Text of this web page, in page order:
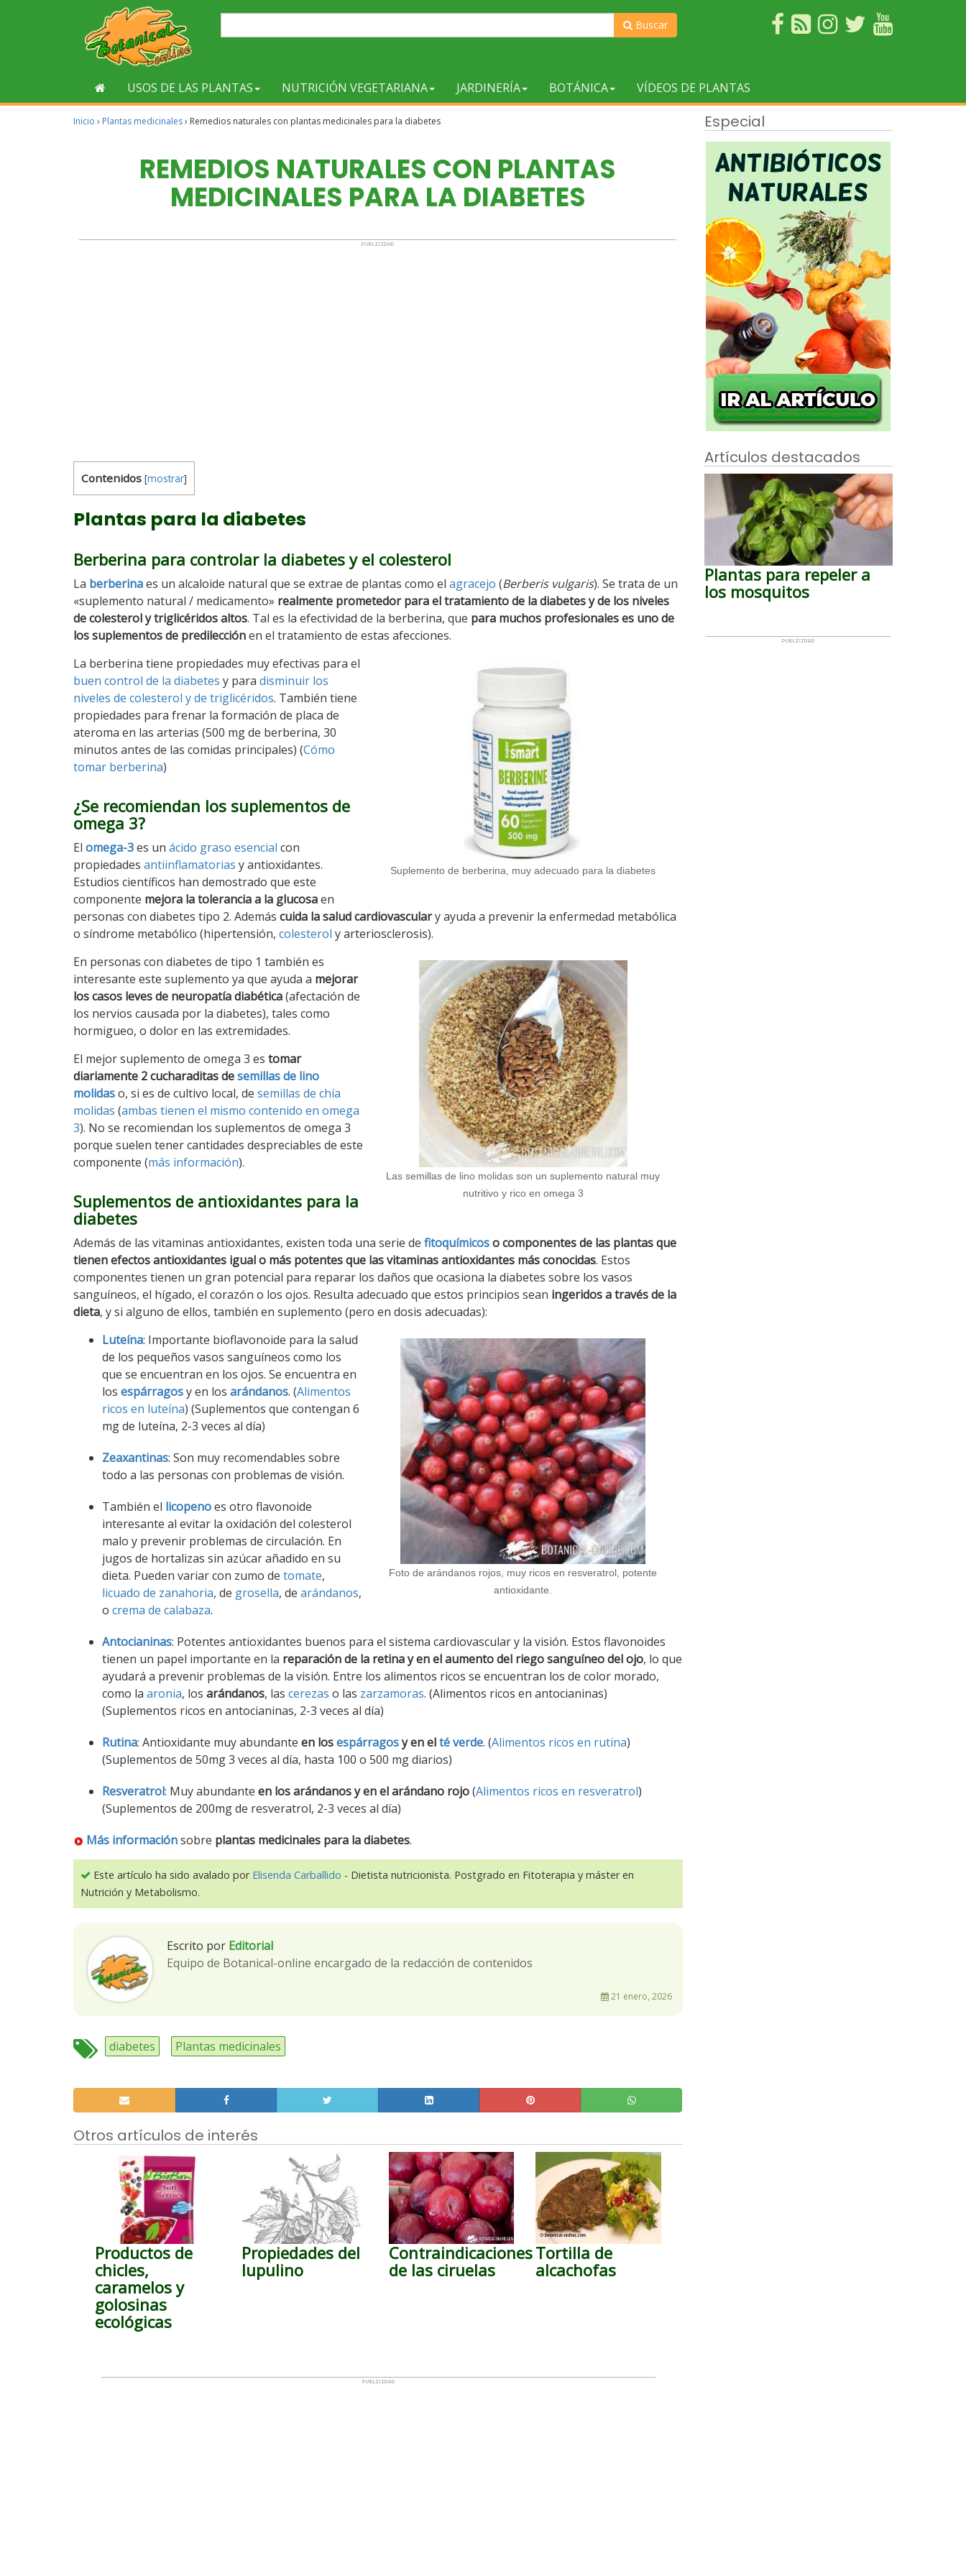
Buscar
USOS DE LAS PLANTAS NUTRICIÓN VEGETARIANA JARDINERÍA BOTÁNICA VÍDEOS DE PLANTAS
Inicio › Plantas medicinales› Remedios naturales con plantas medicinales para la diabetes
REMEDIOS NATURALES CON PLANTAS
MEDICINALES PARA LA DIABETES
Contenidos [mostrar]
Plantas para la diabetes
Berberina para controlar la diabetes y el colesterol
La berberinaes un alcaloide natural que se extrae de plantas como el agracejo (Berberis vulgaris). Se trata de un
«suplemento natural / medicamento» realmente prometedor para el tratamiento de la diabetes y de los niveles
de colesterol y triglicéridos altos. Tal es la efectividad de la berberina, que para muchos profesionales es uno de
los suplementos de predilecciónen el tratamiento de estas afecciones.
Suplemento de berberina, muy adecuado para la diabetes
La berberina tiene propiedades muy efectivas para el
buen control de la diabetes y para disminuir los
niveles de colesterol y de triglicéridos. También tiene
propiedades para frenar la formación de placa de
ateroma en las arterias (500 mg de berberina, 30
minutos antes de las comidas principales) (Cómo
tomar berberina)
¿Se recomiendan los suplementos de
omega 3?
El omega-3es un ácido graso esencial con
propiedades antiinflamatorias y antioxidantes.
Estudios científicos han demostrado que este
componente mejora la tolerancia a la glucosaen
personas con diabetes tipo 2. Además cuida la salud cardiovasculary ayuda a prevenir la enfermedad metabólica
o síndrome metabólico (hipertensión, colesterol y arteriosclerosis).
Las semillas de lino molidas son un suplemento natural muy
nutritivo y rico en omega 3
En personas con diabetes de tipo 1 también es
interesante este suplemento ya que ayuda a mejorar
los casos leves de neuropatía diabética(afectación de
los nervios causada por la diabetes), tales como
hormigueo, o dolor en las extremidades.
El mejor suplemento de omega 3 es tomar
diariamente 2 cucharaditas desemillas de lino
molidaso, si es de cultivo local, de semillas de chía
molidas (ambas tienen el mismo contenido en omega
3). No se recomiendan los suplementos de omega 3
porque suelen tener cantidades despreciables de este
componente (más información).
Suplementos de antioxidantes para la
diabetes
Además de las vitaminas antioxidantes, existen toda una serie de fitoquímicoso componentes de las plantas que
tienen efectos antioxidantes igual o más potentes que las vitaminas antioxidantes más conocidas. Estos
componentes tienen un gran potencial para reparar los daños que ocasiona la diabetes sobre los vasos
sanguíneos, el hígado, el corazón o los ojos. Resulta adecuado que estos principios sean ingeridos a través de la
dieta, y si alguno de ellos, también en suplemento (pero en dosis adecuadas):
Foto de arándanos rojos, muy ricos en resveratrol, potente
antioxidante.
Luteína: Importante bioflavonoide para la salud
de los pequeños vasos sanguíneos como los
que se encuentran en los ojos. Se encuentra en
los espárragosy en los arándanos. (Alimentos
ricos en luteína) (Suplementos que contengan 6
mg de luteína, 2-3 veces al día)
Zeaxantinas: Son muy recomendables sobre
todo a las personas con problemas de visión.
También el licopenoes otro flavonoide
interesante al evitar la oxidación del colesterol
malo y prevenir problemas de circulación. En
jugos de hortalizas sin azúcar añadido en su
dieta. Pueden variar con zumo de tomate,
licuado de zanahoria, de grosella, de arándanos,
o crema de calabaza.
Antocianinas: Potentes antioxidantes buenos para el sistema cardiovascular y la visión. Estos flavonoides
tienen un papel importante en la reparación de la retina y en el aumento del riego sanguíneo del ojo, lo que
ayudará a prevenir problemas de la visión. Entre los alimentos ricos se encuentran los de color morado,
como la aronia, los arándanos, las cerezas o las zarzamoras. (Alimentos ricos en antocianinas)
(Suplementos ricos en antocianinas, 2-3 veces al día)
Rutina: Antioxidante muy abundante en losespárragosy en elté verde. (Alimentos ricos en rutina)
(Suplementos de 50mg 3 veces al día, hasta 100 o 500 mg diarios)
Resveratrol: Muy abundante en los arándanos y en el arándano rojo(Alimentos ricos en resveratrol)
(Suplementos de 200mg de resveratrol, 2-3 veces al día)
Más informaciónsobre plantas medicinales para la diabetes.
Este artículo ha sido avalado por Elisenda Carballido - Dietista nutricionista. Postgrado en Fitoterapia y máster en
Nutrición y Metabolismo.
Escrito por Editorial
Equipo de Botanical-online encargado de la redacción de contenidos
21 enero, 2026
diabetes Plantas medicinales
Otros artículos de interés
Productos de
chicles,
caramelos y
golosinas
ecológicas
Propiedades del
lupulino
Contraindicaciones
de las ciruelas
Tortilla de
alcachofas
Especial
Artículos destacados
Plantas para repeler a
los mosquitos